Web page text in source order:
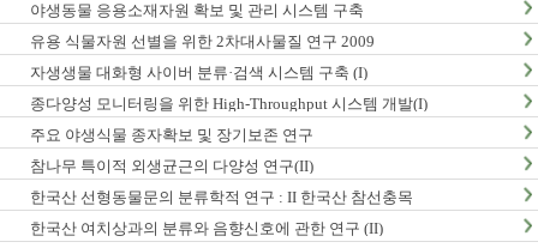
야생동물 응용소재자원 확보 및 관리 시스템 구축
유용 식물자원 선별을 위한 2차대사물질 연구 2009
자생생물 대화형 사이버 분류·검색 시스템 구축 (I)
종다양성 모니터링을 위한 High-Throughput 시스템 개발(I)
주요 야생식물 종자확보 및 장기보존 연구
참나무 특이적 외생균근의 다양성 연구(II)
한국산 선형동물문의 분류학적 연구 : II 한국산 참선충목
한국산 여치상과의 분류와 음향신호에 관한 연구 (II)